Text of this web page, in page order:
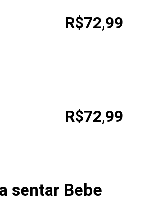
R$72,99
R$72,99
sentar Bebe